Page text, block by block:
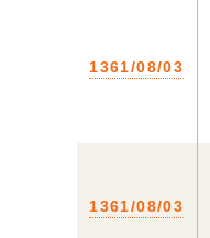
1361/08/03
1361/08/03